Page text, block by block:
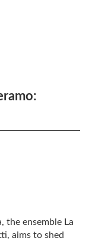
the ensemble La
aims to shed